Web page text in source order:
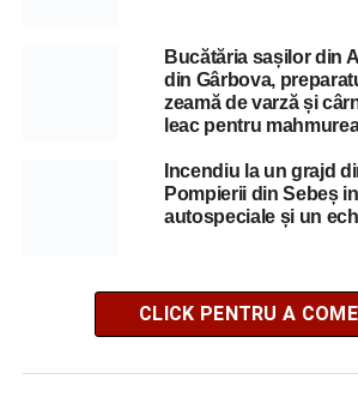
Bucătăria sașilor din
din Gârbova,
zeamă de varză și
leac pentru
Incendiu la un grajd
Pompierii din Sebeș
autospeciale și un
CLICK PENTRU A